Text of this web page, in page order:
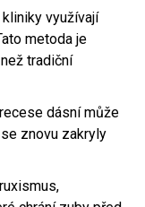
využívají
metoda je
tradiční
dásní může
znovu zakryly